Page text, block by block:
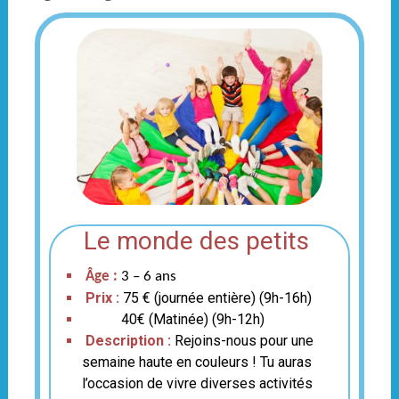
Le monde des petits
Âge : 3 – 6 ans
Prix : 75 € (journée entière) (9h-16h)
40€ (Matinée) (9h-12h)
Description : Rejoins-nous pour une
semaine haute en couleurs ! Tu auras
l’occasion de vivre diverses activités